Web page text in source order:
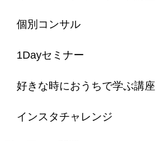
個別コンサル
1Dayセミナー
好きな時におうちで学ぶ講座
インスタチャレンジ